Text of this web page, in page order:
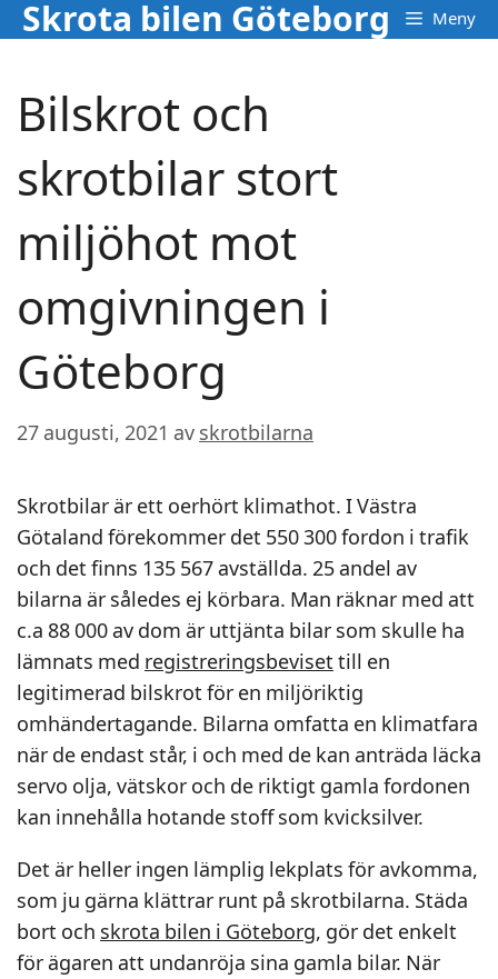
Hoppa
till
Skrota bilen Göteborg Meny
Bilskrot och
skrotbilar stort
miljöhot mot
omgivningen i
Göteborg
27 augusti, 2021 av skrotbilarna
Skrotbilar är ett oerhört klimathot. I Västra
Götaland förekommer det 550 300 fordon i trafik
och det finns 135 567 avställda. 25 andel av
bilarna är således ej körbara. Man räknar med att
c.a 88 000 av dom är uttjänta bilar som skulle ha
lämnats med registreringsbeviset till en
legitimerad bilskrot för en miljöriktig
omhändertagande. Bilarna omfatta en klimatfara
när de endast står, i och med de kan anträda läcka
servo olja, vätskor och de riktigt gamla fordonen
kan innehålla hotande stoff som kvicksilver.
Det är heller ingen lämplig lekplats för avkomma,
som ju gärna klättrar runt på skrotbilarna. Städa
bort och skrota bilen i Göteborg, gör det enkelt
för ägaren att undanröja sina gamla bilar. När